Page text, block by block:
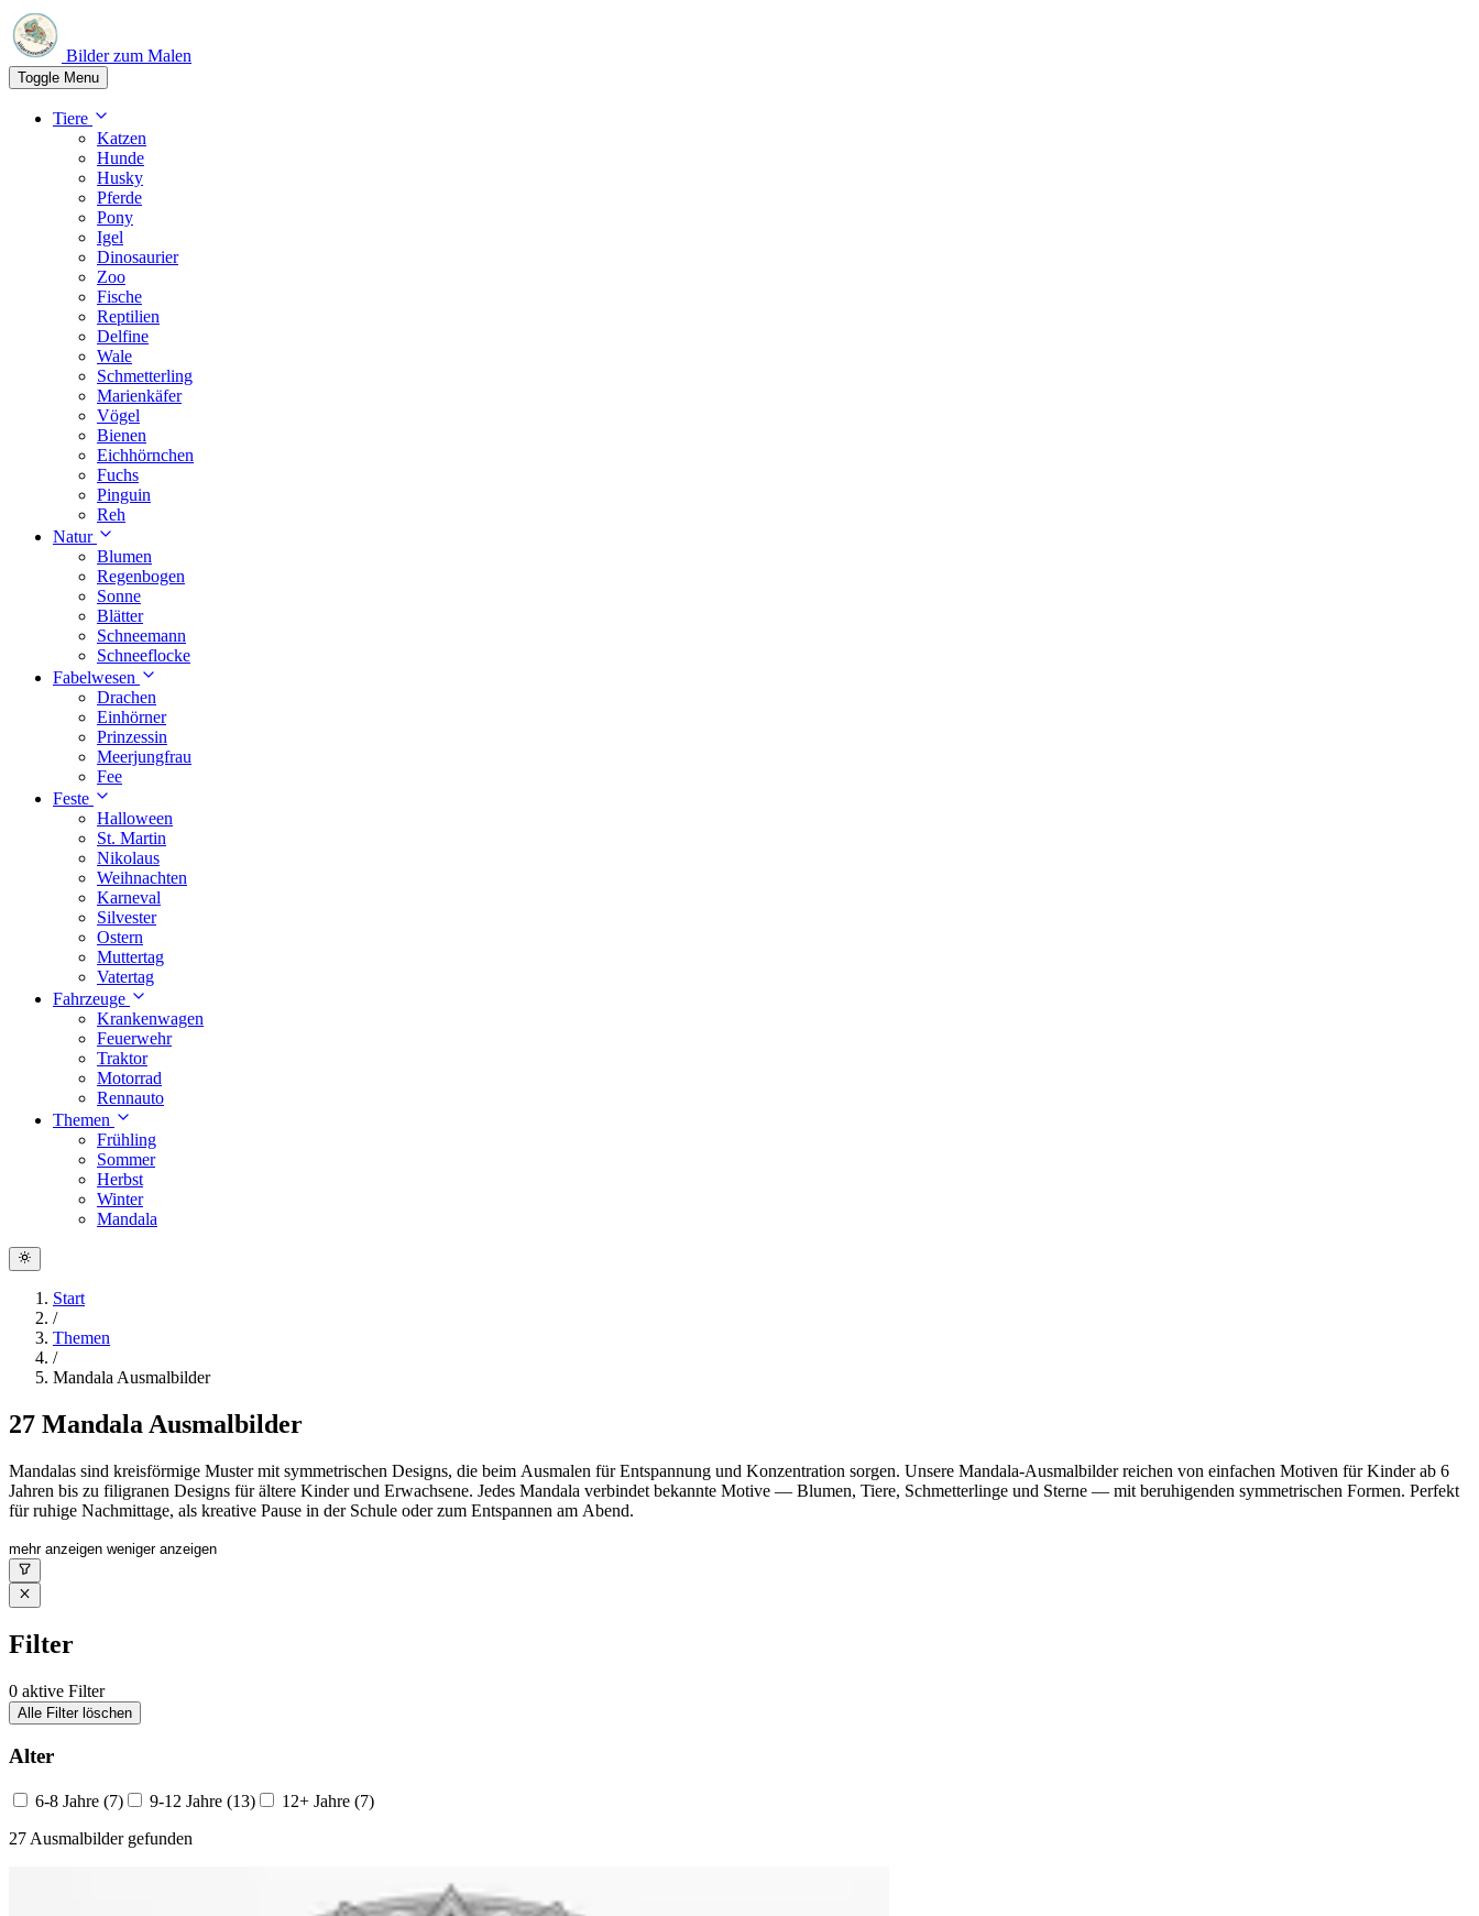
Bilder zum Malen
Toggle Menu
Tiere
Katzen
Hunde
Husky
Pferde
Pony
Igel
Dinosaurier
Zoo
Fische
Reptilien
Delfine
Wale
Schmetterling
Marienkäfer
Vögel
Bienen
Eichhörnchen
Fuchs
Pinguin
Reh
Natur
Blumen
Regenbogen
Sonne
Blätter
Schneemann
Schneeflocke
Fabelwesen
Drachen
Einhörner
Prinzessin
Meerjungfrau
Fee
Feste
Halloween
St. Martin
Nikolaus
Weihnachten
Karneval
Silvester
Ostern
Muttertag
Vatertag
Fahrzeuge
Krankenwagen
Feuerwehr
Traktor
Motorrad
Rennauto
Themen
Frühling
Sommer
Herbst
Winter
Mandala
Start
/
Themen
/
Mandala Ausmalbilder
27 Mandala Ausmalbilder
Mandalas sind kreisförmige Muster mit symmetrischen Designs, die beim Ausmalen für Entspannung und Konzentration sorgen. Unsere Mandala-Ausmalbilder reichen von einfachen Motiven für Kinder ab 6
Jahren bis zu filigranen Designs für ältere Kinder und Erwachsene. Jedes Mandala verbindet bekannte Motive — Blumen, Tiere, Schmetterlinge und Sterne — mit beruhigenden symmetrischen Formen. Perfekt
für ruhige Nachmittage, als kreative Pause in der Schule oder zum Entspannen am Abend.
mehr anzeigen weniger anzeigen
Filter
0 aktive Filter
Alle Filter löschen
Alter
6-8 Jahre (7) 9-12 Jahre (13) 12+ Jahre (7)
27 Ausmalbilder gefunden